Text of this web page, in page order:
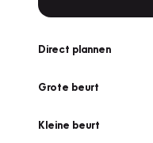
Direct plannen
Grote beurt
Kleine beurt